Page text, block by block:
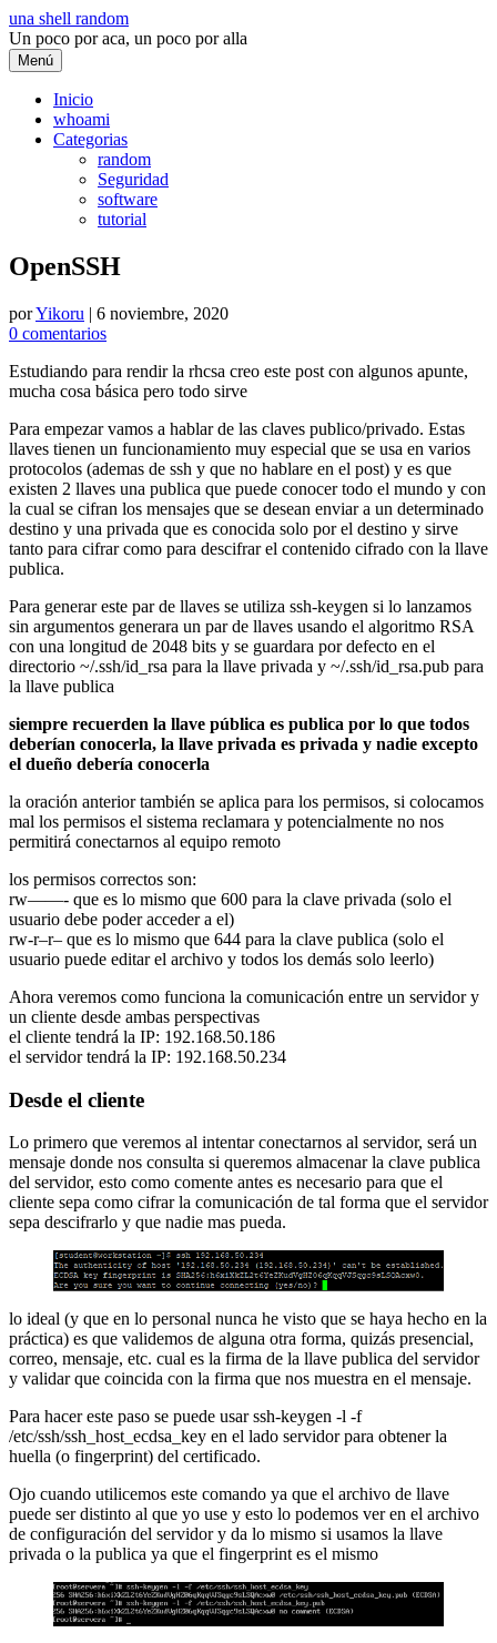
Saltar
al
contenido
una shell random
Un poco por aca, un poco por alla
Menú
Inicio
whoami
Categorias
random
Seguridad
software
tutorial
OpenSSH
porYikoru | 6 noviembre, 2020
0 comentarios
Estudiando para rendir la rhcsa creo este post con algunos apunte,
mucha cosa básica pero todo sirve
Para empezar vamos a hablar de las claves publico/privado. Estas
llaves tienen un funcionamiento muy especial que se usa en varios
protocolos (ademas de ssh y que no hablare en el post) y es que
existen 2 llaves una publica que puede conocer todo el mundo y con
la cual se cifran los mensajes que se desean enviar a un determinado
destino y una privada que es conocida solo por el destino y sirve
tanto para cifrar como para descifrar el contenido cifrado con la llave
publica.
Para generar este par de llaves se utiliza ssh-keygen si lo lanzamos
sin argumentos generara un par de llaves usando el algoritmo RSA
con una longitud de 2048 bits y se guardara por defecto en el
directorio ~/.ssh/id_rsa para la llave privada y ~/.ssh/id_rsa.pub para
la llave publica
siempre recuerden la llave pública es publica por lo que todos
deberían conocerla, la llave privada es privada y nadie excepto
el dueño debería conocerla
la oración anterior también se aplica para los permisos, si colocamos
mal los permisos el sistema reclamara y potencialmente no nos
permitirá conectarnos al equipo remoto
los permisos correctos son:
rw——- que es lo mismo que 600 para la clave privada (solo el
usuario debe poder acceder a el)
rw-r–r– que es lo mismo que 644 para la clave publica (solo el
usuario puede editar el archivo y todos los demás solo leerlo)
Ahora veremos como funciona la comunicación entre un servidor y
un cliente desde ambas perspectivas
el cliente tendrá la IP: 192.168.50.186
el servidor tendrá la IP: 192.168.50.234
Desde el cliente
Lo primero que veremos al intentar conectarnos al servidor, será un
mensaje donde nos consulta si queremos almacenar la clave publica
del servidor, esto como comente antes es necesario para que el
cliente sepa como cifrar la comunicación de tal forma que el servidor
sepa descifrarlo y que nadie mas pueda.
lo ideal (y que en lo personal nunca he visto que se haya hecho en la
práctica) es que validemos de alguna otra forma, quizás presencial,
correo, mensaje, etc. cual es la firma de la llave publica del servidor
y validar que coincida con la firma que nos muestra en el mensaje.
Para hacer este paso se puede usar ssh-keygen -l -f
/etc/ssh/ssh_host_ecdsa_key en el lado servidor para obtener la
huella (o fingerprint) del certificado.
Ojo cuando utilicemos este comando ya que el archivo de llave
puede ser distinto al que yo use y esto lo podemos ver en el archivo
de configuración del servidor y da lo mismo si usamos la llave
privada o la publica ya que el fingerprint es el mismo